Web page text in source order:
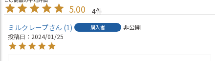
5.00
4
ミルクレープ
1 購入者
非公開
投稿日
2024/01/25